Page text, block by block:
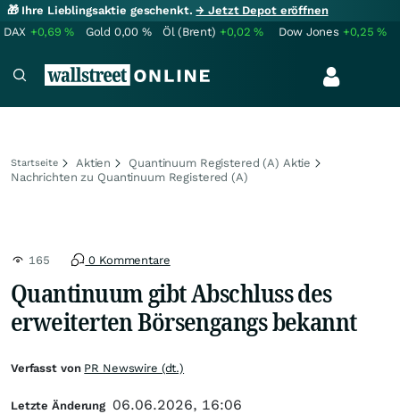
🎁 Ihre Lieblingsaktie geschenkt.→ Jetzt Depot eröffnen
DAX +0,69% Gold 0,00 % Öl (Brent) +0,02% Dow Jones +0,25%
Startseite Aktien
Quantinuum Registered (A) Aktie
Nachrichten zu Quantinuum Registered (A)
165 0 Kommentare
Quantinuum gibt Abschluss des
erweiterten Börsengangs bekannt
Verfasst von PR Newswire (dt.)
Letzte Änderung 06.06.2026, 16:06